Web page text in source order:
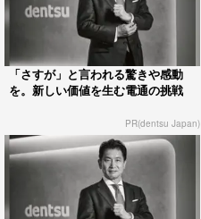
「さすが」と言われる驚きや感動
を。新しい価値を生む電通の挑戦
PR(dentsu Japan)